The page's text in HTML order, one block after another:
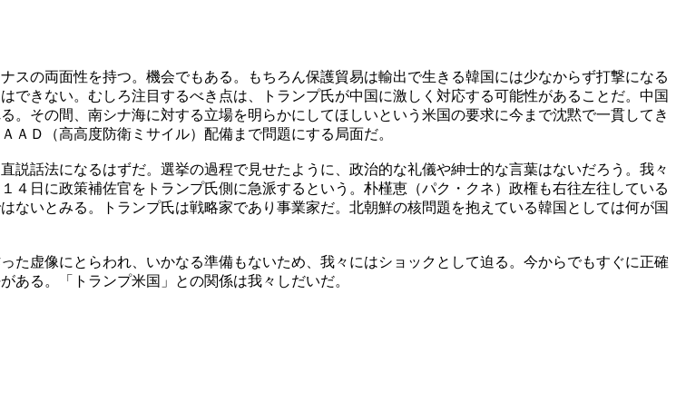
の両面性を持つ。機会でもある。もちろん保護貿易は輸出で生きる韓国には少なからず打撃になる
きない。むしろ注目するべき点は、トランプ氏が中国に激しく対応する可能性があることだ。中国
その間、南シナ海に対する立場を明らかにしてほしいという米国の要求に今まで沈黙で一貫してき
Ｄ（高高度防衛ミサイル）配備まで問題にする局面だ。
話法になるはずだ。選挙の過程で見せたように、政治的な礼儀や紳士的な言葉はないだろう。我々
日に政策補佐官をトランプ氏側に急派するという。朴槿恵（パク・クネ）政権も右往左往している
いとみる。トランプ氏は戦略家であり事業家だ。北朝鮮の核問題を抱えている韓国としては何が国
た虚像にとらわれ、いかなる準備もないため、我々にはショックとして迫る。今からでもすぐに正確
ある。「トランプ米国」との関係は我々しだいだ。